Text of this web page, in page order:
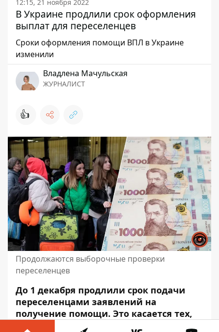
12:15, 21 ноября 2022
В Украине продлили срок оформления
выплат для переселенцев
Сроки оформления помощи ВПЛ в Украине
изменили
Владлена Мачульская
ЖУРНАЛИСТ
👍
Продолжаются выборочные проверки
переселенцев
До 1 декабря продлили срок подачи
переселенцами заявлений на
получение помощи. Это касается тех,
их раньше, но